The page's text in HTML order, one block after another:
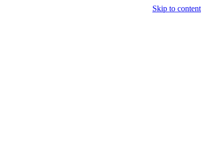
Skip to content